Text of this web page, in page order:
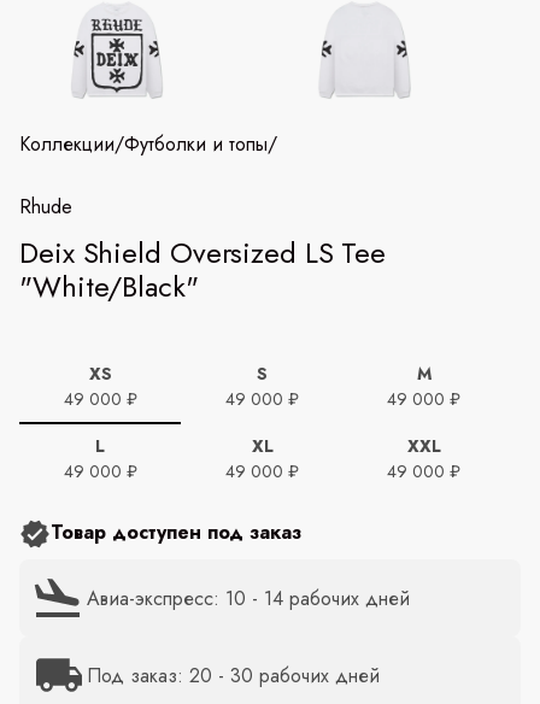
Коллекции/Футболки и топы/
Rhude
Deix Shield Oversized LS Tee
"White/Black"
XS
49 000 ₽
S
49 000 ₽
M
49 000 ₽
L
49 000 ₽
XL
49 000 ₽
XXL
49 000 ₽
Товар доступен под заказ
Авиа-экспресс: 10 - 14 рабочих дней
Под заказ: 20 - 30 рабочих дней